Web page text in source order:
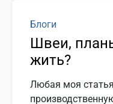
Блоги
Швеи,
жить?
Любая моя